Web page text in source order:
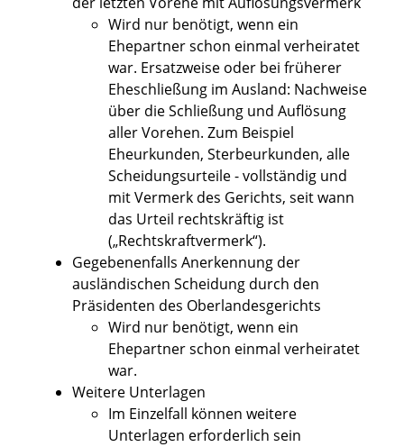
Wird nur benötigt, wenn ein
Ehepartner schon einmal verheiratet
war. Ersatzweise oder bei früherer
Eheschließung im Ausland: Nachweise
über die Schließung und Auflösung
aller Vorehen. Zum Beispiel
Eheurkunden, Sterbeurkunden, alle
Scheidungsurteile - vollständig und
mit Vermerk des Gerichts, seit wann
das Urteil rechtskräftig ist
(„Rechtskraftvermerk“).
Gegebenenfalls Anerkennung der
ausländischen Scheidung durch den
Präsidenten des Oberlandesgerichts
Wird nur benötigt, wenn ein
Ehepartner schon einmal verheiratet
war.
Weitere Unterlagen
Im Einzelfall können weitere
Unterlagen erforderlich sein